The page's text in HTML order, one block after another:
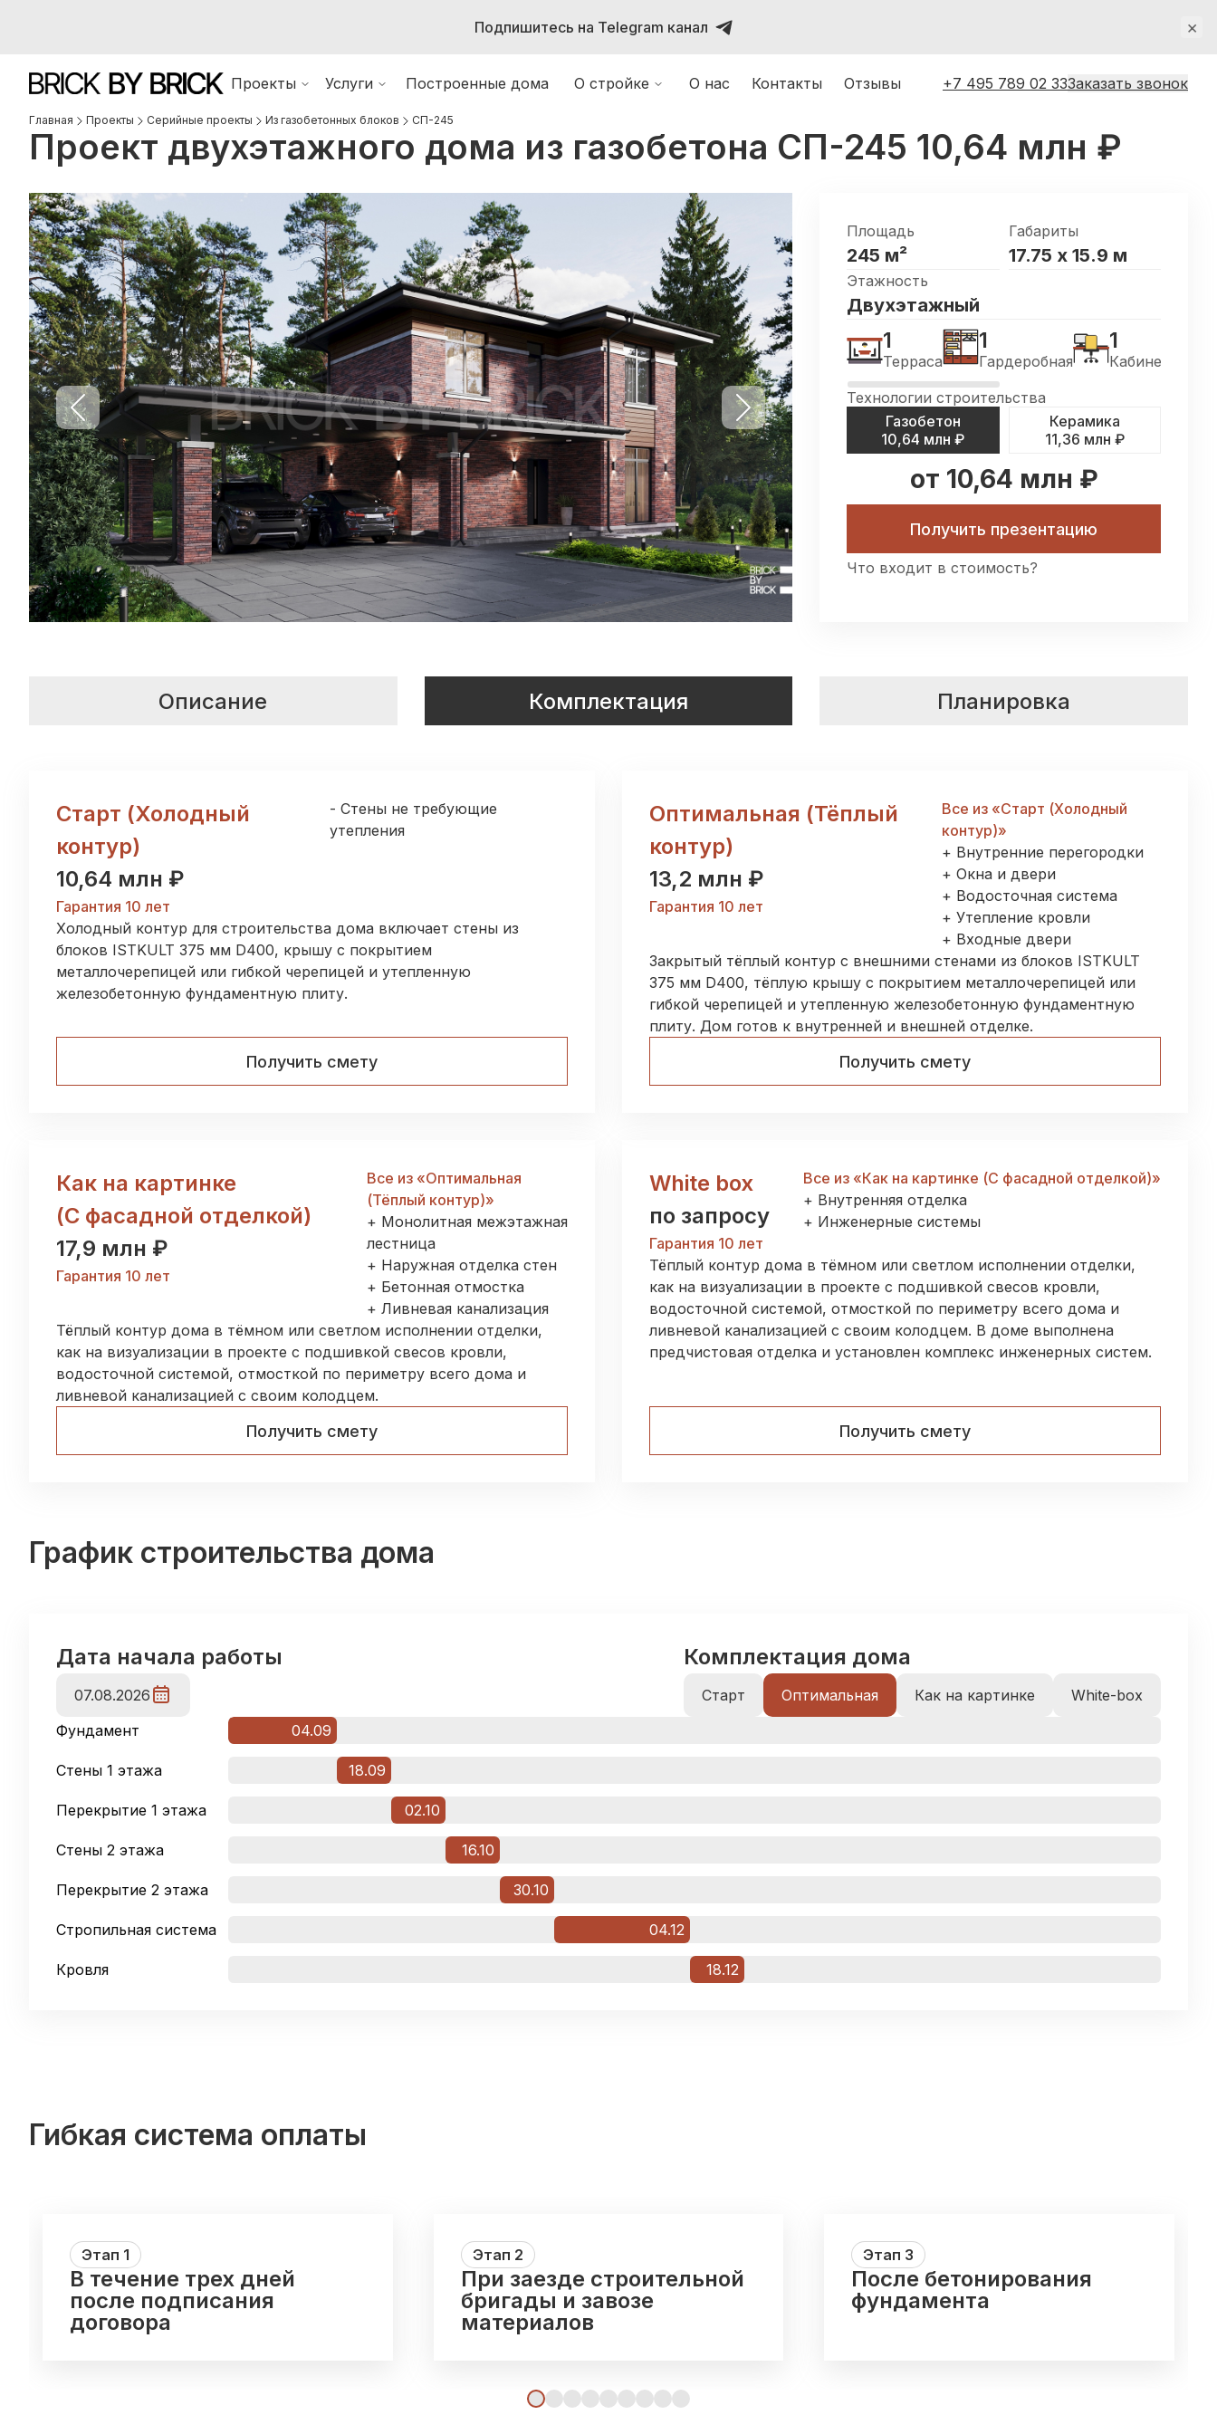
Подпишитесь на Telegram канал ×
Проекты Услуги Построенные дома О стройке О нас Контакты Отзывы +7 495 789 02 33Заказать звонок
Главная Проекты Серийные проекты Из газобетонных блоков СП-245
Проект двухэтажного дома из газобетона СП-245 10,64 млн ₽
Previous slide Next slide
Площадь
245 м²
Габариты
17.75 х 15.9 м
Этажность
Двухэтажный
1
Терраса
1
Гардеробная
1
Кабинет
Технологии строительства
Газобетон
10,64 млн ₽
Керамика
11,36 млн ₽
от 10,64 млн ₽
Получить презентацию
Что входит в стоимость?
Описание Комплектация Планировка
Старт (Холодный
контур)
10,64 млн ₽
Гарантия 10 лет
- Стены не требующие
утепления
Холодный контур для строительства дома включает стены из
блоков ISTKULT 375 мм D400, крышу с покрытием
металлочерепицей или гибкой черепицей и утепленную
железобетонную фундаментную плиту.
Получить смету
Оптимальная (Тёплый
контур)
13,2 млн ₽
Гарантия 10 лет
Все из «Старт (Холодный
контур)»
+ Внутренние перегородки
+ Окна и двери
+ Водосточная система
+ Утепление кровли
+ Входные двери
Закрытый тёплый контур с внешними стенами из блоков ISTKULT
375 мм D400, тёплую крышу с покрытием металлочерепицей или
гибкой черепицей и утепленную железобетонную фундаментную
плиту. Дом готов к внутренней и внешней отделке.
Получить смету
Как на картинке
(С фасадной отделкой)
17,9 млн ₽
Гарантия 10 лет
Все из «Оптимальная
(Тёплый контур)»
+ Монолитная межэтажная
лестница
+ Наружная отделка стен
+ Бетонная отмостка
+ Ливневая канализация
Тёплый контур дома в тёмном или светлом исполнении отделки,
как на визуализации в проекте с подшивкой свесов кровли,
водосточной системой, отмосткой по периметру всего дома и
ливневой канализацией с своим колодцем.
Получить смету
White box
по запросу
Гарантия 10 лет
Все из «Как на картинке (С фасадной отделкой)»
+ Внутренняя отделка
+ Инженерные системы
Тёплый контур дома в тёмном или светлом исполнении отделки,
как на визуализации в проекте с подшивкой свесов кровли,
водосточной системой, отмосткой по периметру всего дома и
ливневой канализацией с своим колодцем. В доме выполнена
предчистовая отделка и установлен комплекс инженерных систем.
Получить смету
График строительства дома
Дата начала работы
07.08.2026
Комплектация дома
Старт Оптимальная Как на картинке
White-box
Фундамент
04.09
Стены 1 этажа 18.09
Перекрытие 1 этажа 02.10
Стены 2 этажа 16.10
Перекрытие 2 этажа 30.10
Стропильная система 04.12
Кровля 18.12
Гибкая система оплаты
Этап 1
В течение трех дней
после подписания
договора
Этап 2
При заезде строительной
бригады и завозе
материалов
Этап 3
После бетонирования
фундамента